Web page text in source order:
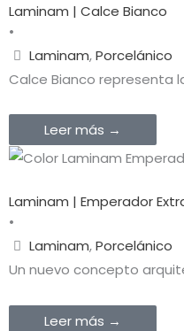
Laminam | Calce Bianco
•
Laminam,Porcelánico
Calce Bianco representa
Leer más →
Laminam | Emperador
•
Laminam,Porcelánico
Un nuevo concepto
Leer más →